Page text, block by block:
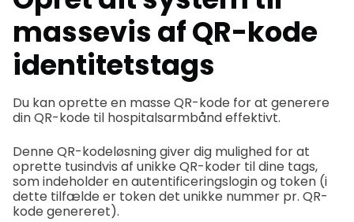
massevis af QR-kode
identitetstags
Du kan oprette en masse QR-kode for at generere
din QR-kode til hospitalsarmbånd effektivt.
Denne QR-kodeløsning giver dig mulighed for at
oprette tusindvis af unikke QR-koder til dine tags,
som indeholder en autentificeringslogin og token (i
dette tilfælde er token det unikke nummer pr. QR-
kode genereret).